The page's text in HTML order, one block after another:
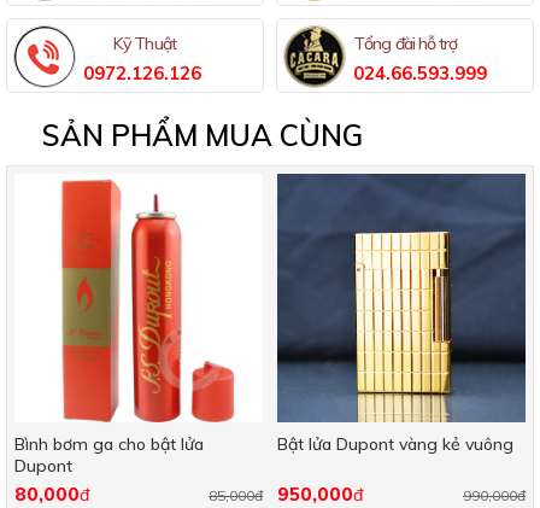
Kỹ Thuật
0972.126.126
Tổng đài hỗ trợ
024.66.593.999
SẢN PHẨM MUA CÙNG
Bình bơm ga cho bật lửa
Dupont
85,000đ
80,000đ
Bật lửa Dupont vàng kẻ vuông
990,000đ
950,000đ